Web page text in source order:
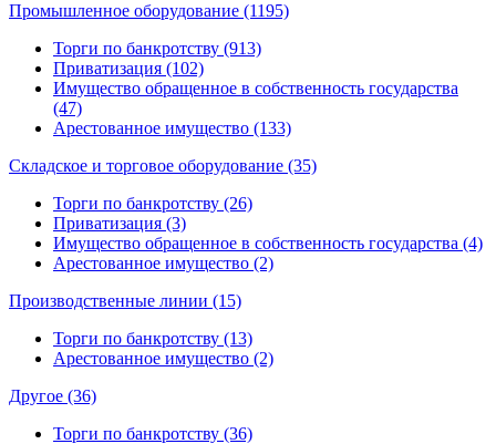
Промышленное оборудование (1195)
Торги по банкротству (913)
Приватизация (102)
Имущество обращенное в собственность государства
(47)
Арестованное имущество (133)
Складское и торговое оборудование (35)
Торги по банкротству (26)
Приватизация (3)
Имущество обращенное в собственность государства (4)
Арестованное имущество (2)
Производственные линии (15)
Торги по банкротству (13)
Арестованное имущество (2)
Другое (36)
Торги по банкротству (36)